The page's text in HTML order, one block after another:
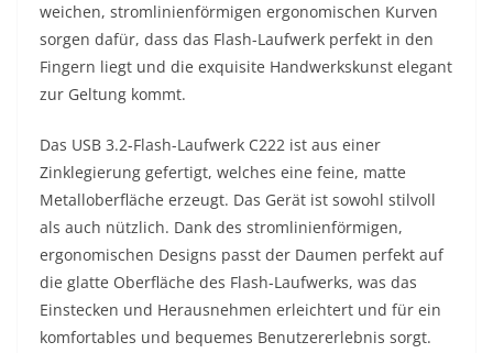
weichen, stromlinienförmigen ergonomischen Kurven
sorgen dafür, dass das Flash-Laufwerk perfekt in den
Fingern liegt und die exquisite Handwerkskunst elegant
zur Geltung kommt.
Das USB 3.2-Flash-Laufwerk C222 ist aus einer
Zinklegierung gefertigt, welches eine feine, matte
Metalloberfläche erzeugt. Das Gerät ist sowohl stilvoll
als auch nützlich. Dank des stromlinienförmigen,
ergonomischen Designs passt der Daumen perfekt auf
die glatte Oberfläche des Flash-Laufwerks, was das
Einstecken und Herausnehmen erleichtert und für ein
komfortables und bequemes Benutzererlebnis sorgt.